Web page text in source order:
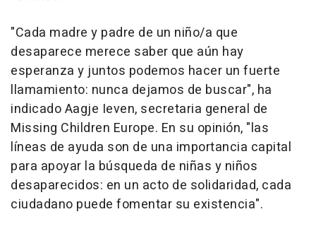
"Cada madre y padre de un niño/a que
desaparece merece saber que aún hay
esperanza y juntos podemos hacer un fuerte
llamamiento: nunca dejamos de buscar", ha
indicado Aagje Ieven, secretaria general de
Missing Children Europe. En su opinión, "las
líneas de ayuda son de una importancia capital
para apoyar la búsqueda de niñas y niños
desaparecidos: en un acto de solidaridad, cada
ciudadano puede fomentar su existencia".